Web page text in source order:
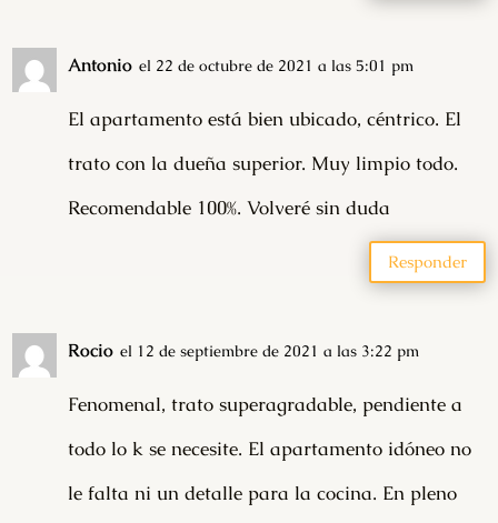
Antonio el 22 de octubre de 2021 a las 5:01 pm
El apartamento está bien ubicado, céntrico. El
trato con la dueña superior. Muy limpio todo.
Recomendable 100%. Volveré sin duda
Responder
Rocio el 12 de septiembre de 2021 a las 3:22 pm
Fenomenal, trato superagradable, pendiente a
todo lo k se necesite. El apartamento idóneo no
le falta ni un detalle para la cocina. En pleno